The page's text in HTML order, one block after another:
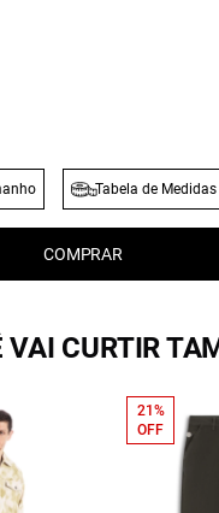
Tabela de Medidas
COMPRAR
VAI CURTIR
21%
OFF